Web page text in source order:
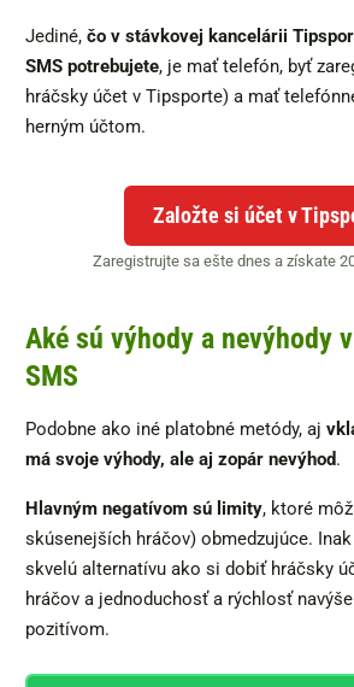
Jediné, čo v stávkovej kancelárii
SMS potrebujete, je mať telefón, byť
hráčsky účet v Tipsporte) a mať
herným účtom.
Založte si účet v
Zaregistrujte sa ešte dnes a získate
Aké sú výhody a nevýhody
SMS
Podobne ako iné platobné metódy, aj
má svoje výhody, ale aj zopár nevýhod.
Hlavným negatívom sú limity, ktoré
skúsenejších hráčov) obmedzujúce.
skvelú alternatívu ako si dobiť hráčsky
hráčov a jednoduchosť a rýchlosť
pozitívom.